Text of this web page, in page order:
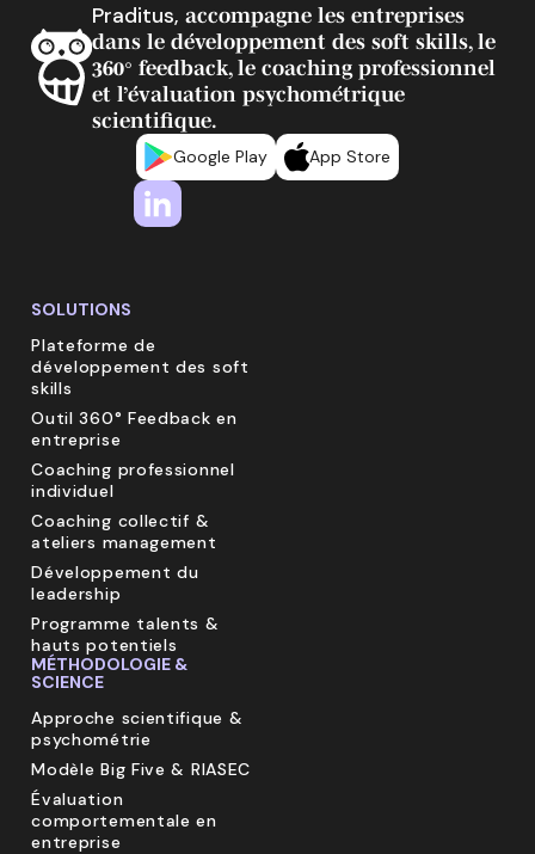
Praditus, accompagne les entreprises
dans le développement des soft skills, le
360° feedback, le coaching professionnel
et l’évaluation psychométrique
scientifique.
Google Play App Store
SOLUTIONS
Plateforme de
développement des soft
skills
Outil 360° Feedback en
entreprise
Coaching professionnel
individuel
Coaching collectif &
ateliers management
Développement du
leadership
Programme talents &
hauts potentiels
MÉTHODOLOGIE &
SCIENCE
Approche scientifique &
psychométrie
Modèle Big Five & RIASEC
Évaluation
comportementale en
entreprise